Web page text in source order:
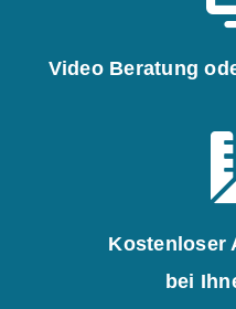
Video Beratung
Kostenloser
bei